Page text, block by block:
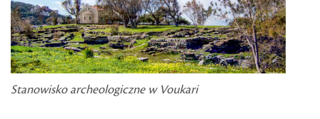
Stanowisko archeologiczne w Voukari